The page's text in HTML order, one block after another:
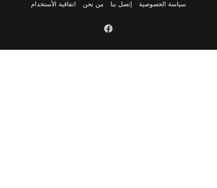
سياسة الخصوصية إتصل بنا من نحن اتفاقية الأستخدام